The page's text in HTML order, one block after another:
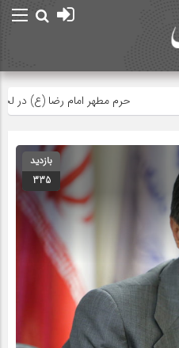
حرم مطهر امام رضا (ع) در لحظه
بازدید
335